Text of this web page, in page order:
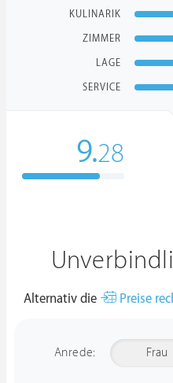
KULINARIK
ZIMMER
LAGE
SERVICE
9.28
Alternativ die Preise
Anrede: Frau